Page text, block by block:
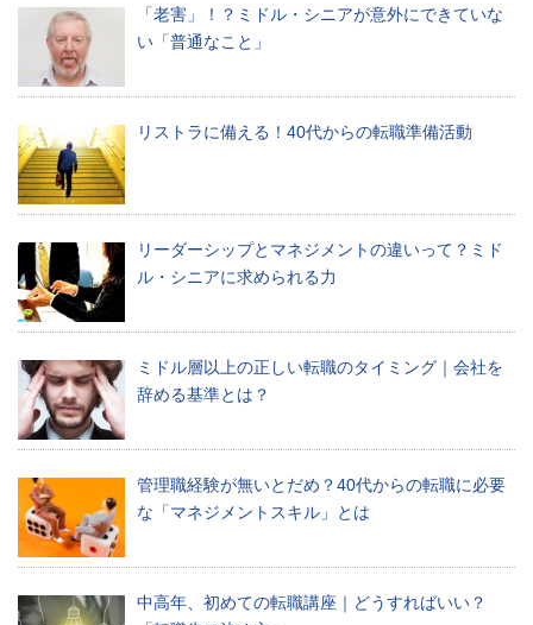
介
ビ
の
最
新
求
情
報
な
ど、
デ
ア
社
員
日々
働
く
な
で
「老害」！？ミドル・シニアが意外にできていな
い「普通なこと」
リストラに備える！40代からの転職準備活動
リーダーシップとマネジメントの違いって？ミド
ル・シニアに求められる力
ミドル層以上の正しい転職のタイミング｜会社を
辞める基準とは？
管理職経験が無いとだめ？40代からの転職に必要
な「マネジメントスキル」とは
中高年、初めての転職講座｜どうすればいい？